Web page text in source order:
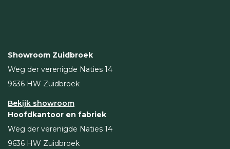
Showroom Zuidbroek
Weg der verenigde Naties 14
9636 HW Zuidbroek
Bekijk showroom
Hoofdkantoor en fabriek
Weg der verenigde Naties 14
9636 HW Zuidbroek